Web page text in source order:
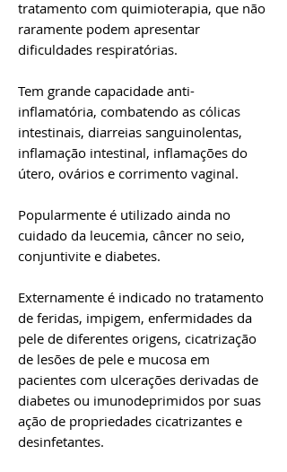
tratamento com quimioterapia, que não
raramente podem apresentar
dificuldades respiratórias.
Tem grande capacidade anti-
inflamatória, combatendo as cólicas
intestinais, diarreias sanguinolentas,
inflamação intestinal, inflamações do
útero, ovários e corrimento vaginal.
Popularmente é utilizado ainda no
cuidado da leucemia, câncer no seio,
conjuntivite e diabetes.
Externamente é indicado no tratamento
de feridas, impigem, enfermidades da
pele de diferentes origens, cicatrização
de lesões de pele e mucosa em
pacientes com ulcerações derivadas de
diabetes ou imunodeprimidos por suas
ação de propriedades cicatrizantes e
desinfetantes.